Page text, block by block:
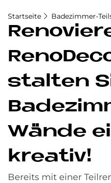
Startseite Ba­de­zim­mer-
stal­ten
Wän­de
krea­tiv!
Bereits mit einer